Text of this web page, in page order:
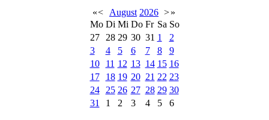
«< August 2026 >»
Mo Di Mi Do Fr Sa So
27
28 29 30 31 1
2
3
4 5 6 7 8
9
10
11 12 13 14 15 16
17
18 19 20 21 22 23
24
25 26 27 28 29 30
31
1 2 3 4 5 6